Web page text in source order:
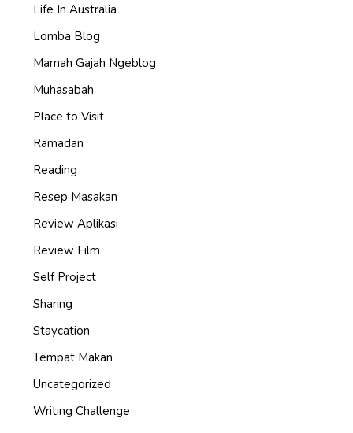
Life In Australia
Lomba Blog
Mamah Gajah Ngeblog
Muhasabah
Place to Visit
Ramadan
Reading
Resep Masakan
Review Aplikasi
Review Film
Self Project
Sharing
Staycation
Tempat Makan
Uncategorized
Writing Challenge